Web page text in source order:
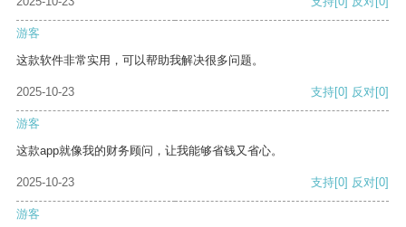
游客
这款软件非常实用，可以帮助我解决很多问题。
2025-10-23 支持[0] 反对[0]
游客
这款app就像我的财务顾问，让我能够省钱又省心。
2025-10-23 支持[0] 反对[0]
游客